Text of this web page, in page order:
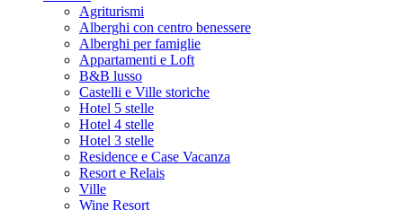
Agriturismi
Alberghi con centro benessere
Alberghi per famiglie
Appartamenti e Loft
B&B lusso
Castelli e Ville storiche
Hotel 5 stelle
Hotel 4 stelle
Hotel 3 stelle
Residence e Case Vacanza
Resort e Relais
Ville
Wine Resort